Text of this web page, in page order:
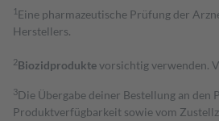
1 Eine pharmazeutische Prüfung der
Herstellers.
2Biozidproduktevorsichtig verwenden.
3Die Übergabe deiner Bestellung an
Produktverfügbarkeit sowie vom